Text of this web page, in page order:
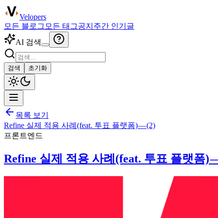
Velopers
모든 블로그 모든 태그공지 주간 인기글
AI 검색
검색 초기화
목록 보기
Refine 실제 적용 사례(feat. 투표 플랫폼) — (2)
프론트엔드
Refine 실제 적용 사례(feat. 투표 플랫폼)